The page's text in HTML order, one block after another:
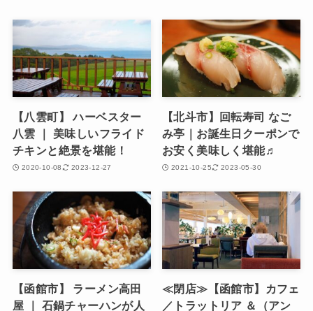
【八雲町】 ハーベスター
八雲 ｜ 美味しいフライド
チキンと絶景を堪能！
2020-10-08 2023-12-27
【北斗市】回転寿司 なご
み亭｜お誕生日クーポンで
お安く美味しく堪能♬
2021-10-25 2023-05-30
【函館市】 ラーメン高田
屋 ｜ 石鍋チャーハンが人
≪閉店≫【函館市】カフェ
／トラットリア ＆（アン